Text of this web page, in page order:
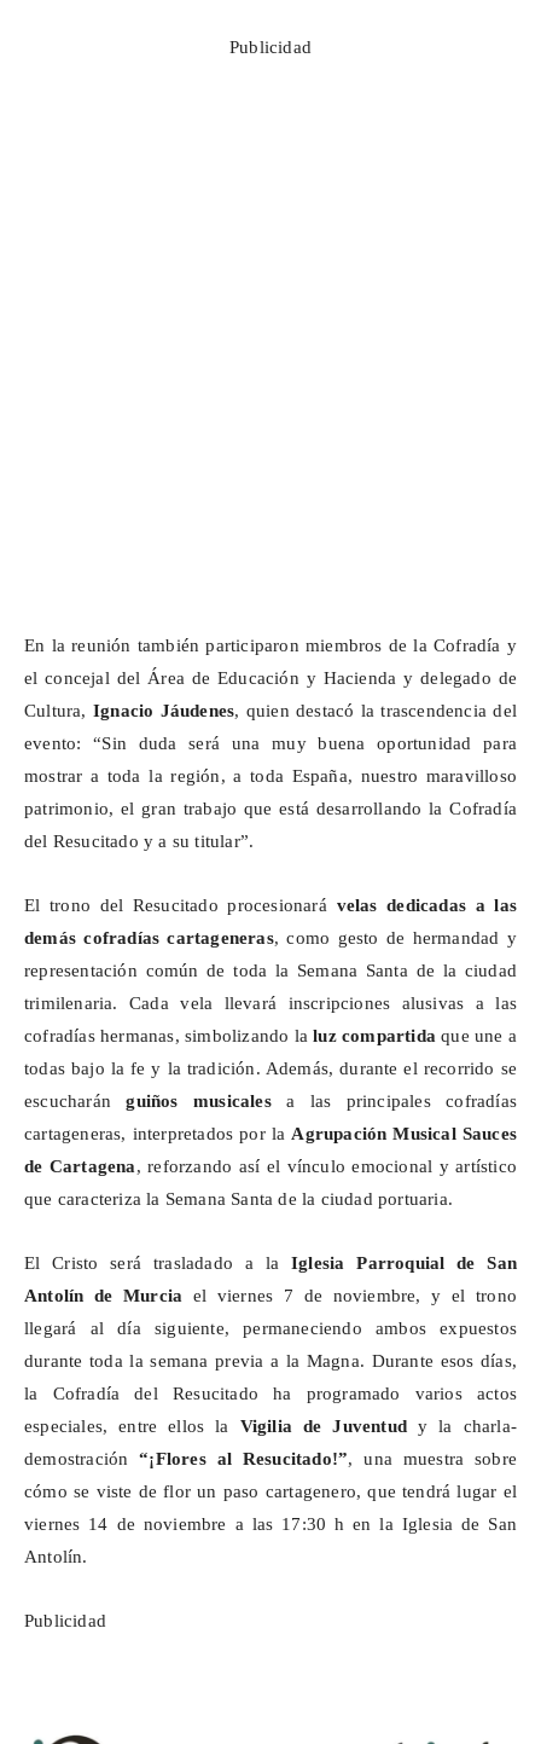
Publicidad
En la reunión también participaron miembros de la Cofradía y
el concejal del Área de Educación y Hacienda y delegado de
Cultura, Ignacio Jáudenes, quien destacó la trascendencia del
evento: “Sin duda será una muy buena oportunidad para
mostrar a toda la región, a toda España, nuestro maravilloso
patrimonio, el gran trabajo que está desarrollando la Cofradía
del Resucitado y a su titular”.
El trono del Resucitado procesionará velas dedicadas a las
demás cofradías cartageneras, como gesto de hermandad y
representación común de toda la Semana Santa de la ciudad
trimilenaria. Cada vela llevará inscripciones alusivas a las
cofradías hermanas, simbolizando laluz compartida que une a
todas bajo la fe y la tradición. Además, durante el recorrido se
escucharánguiños musicalesa las principales cofradías
cartageneras, interpretados por la Agrupación Musical Sauces
de Cartagena, reforzando así el vínculo emocional y artístico
que caracteriza la Semana Santa de la ciudad portuaria.
El Cristo será trasladado a laIglesia Parroquial de San
Antolín de Murcia el viernes 7 de noviembre, y el trono
llegará al día siguiente, permaneciendo ambos expuestos
durante toda la semana previa a la Magna. Durante esos días,
la Cofradía del Resucitado ha programado varios actos
especiales, entre ellos la Vigilia de Juventud y la charla-
demostración“¡Flores al Resucitado!”, una muestra sobre
cómo se viste de flor un paso cartagenero, que tendrá lugar el
viernes 14 de noviembre a las 17:30 h en la Iglesia de San
Antolín.
Publicidad